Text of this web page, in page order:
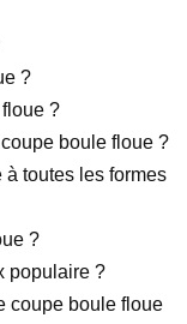
?
?
boule floue ?
toutes les formes
?
populaire ?
coupe boule floue